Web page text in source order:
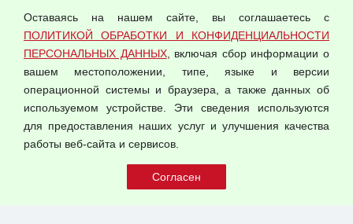
© 2026 ООО "Феникс"
Согласием на обработку персональных данных
Оферта оптовой купли-продажи
Публичная оферта
Оставаясь на нашем сайте, вы соглашаетесь с
ПОЛИТИКОЙ ОБРАБОТКИ И КОНФИДЕНЦИАЛЬНОСТИ
ПЕРСОНАЛЬНЫХ ДАННЫХ, включая сбор информации о
вашем местоположении, типе, языке и версии
операционной системы и браузера, а также данных об
используемом устройстве. Эти сведения используются
для предоставления наших услуг и улучшения качества
работы веб-сайта и сервисов.